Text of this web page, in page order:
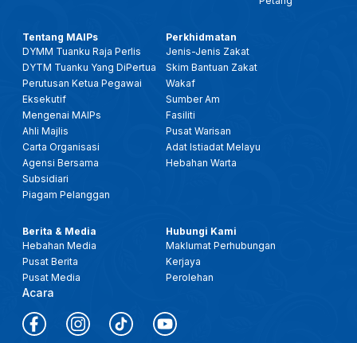
Tentang MAIPs
DYMM Tuanku Raja Perlis
DYTM Tuanku Yang DiPertua
Perutusan Ketua Pegawai
Eksekutif
Mengenai MAIPs
Ahli Majlis
Carta Organisasi
Agensi Bersama
Subsidiari
Piagam Pelanggan
Perkhidmatan
Jenis-Jenis Zakat
Skim Bantuan Zakat
Wakaf
Sumber Am
Fasiliti
Pusat Warisan
Adat Istiadat Melayu
Hebahan Warta
Berita & Media
Hebahan Media
Pusat Berita
Pusat Media
Acara
Hubungi Kami
Maklumat Perhubungan
Kerjaya
Perolehan